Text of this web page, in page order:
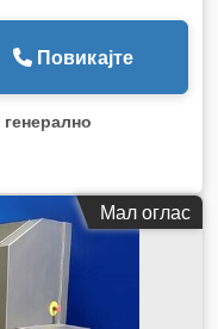
Повикајте
генерално
Мал оглас